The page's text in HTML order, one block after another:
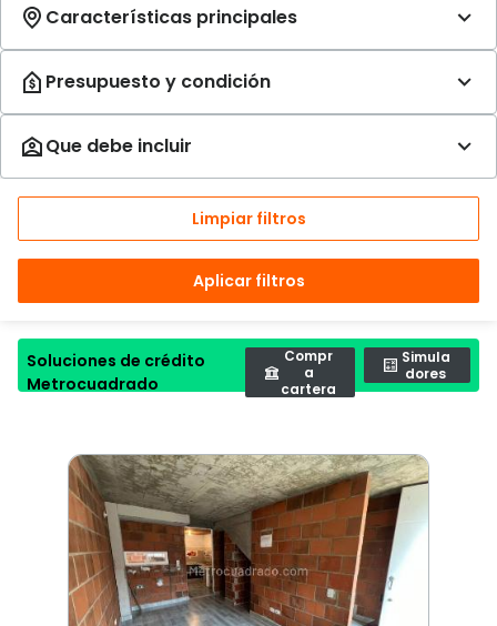
Limpiar filtros
Aplicar filtros
Soluciones de crédito
Metrocuadrado
Compr
a
cartera
Simula
dores